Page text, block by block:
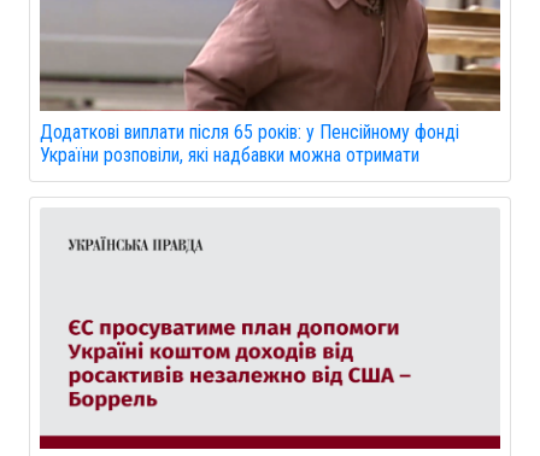
Додаткові виплати після 65 років: у Пенсійному фонді
України розповіли, які надбавки можна отримати